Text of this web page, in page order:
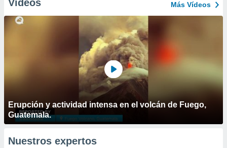
Vídeos Más Vídeos
Erupción y actividad intensa en el volcán de Fuego,
Guatemala.
Nuestros expertos